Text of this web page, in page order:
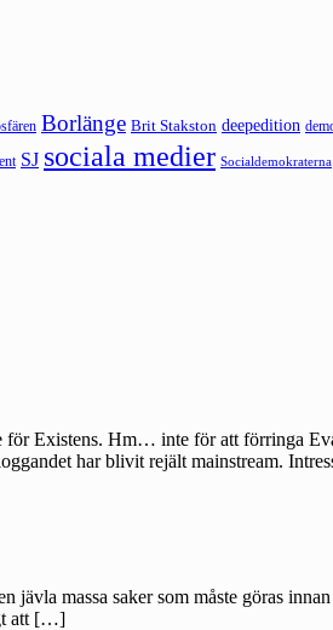
Borlänge Brit Stakston deepedition
SJ sociala medier Socialdemokraterna
Existens. Hm… inte för att förringa
har blivit rejält mainstream.
jävla massa saker som måste göras
att […]